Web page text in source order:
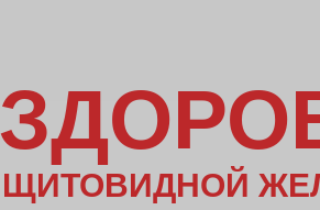
ЩИТОВИДНОЙ